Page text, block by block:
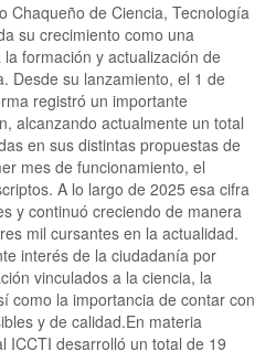
Chaqueño de Ciencia, Tecnología
su crecimiento como una
formación y actualización de
Desde su lanzamiento, el 1 de
registró un importante
alcanzando actualmente un total
en sus distintas propuestas de
mes de funcionamiento, el
A lo largo de 2025 esa cifra
y continuó creciendo de manera
mil cursantes en la actualidad.
interés de la ciudadanía por
vinculados a la ciencia, la
como la importancia de contar con
y de calidad.En materia
ICCTI desarrolló un total de 19